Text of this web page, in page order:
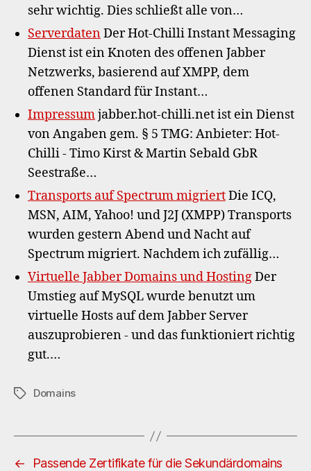
sehr wichtig. Dies schließt alle von…
ServerdatenDer Hot-Chilli Instant Messaging
Dienst ist ein Knoten des offenen Jabber
Netzwerks, basierend auf XMPP, dem
offenen Standard für Instant…
Impressumjabber.hot-chilli.net ist ein Dienst
von Angaben gem. § 5 TMG: Anbieter: Hot-
Chilli - Timo Kirst & Martin Sebald GbR
Seestraße…
Transports auf Spectrum migriertDie ICQ,
MSN, AIM, Yahoo! und J2J (XMPP) Transports
wurden gestern Abend und Nacht auf
Spectrum migriert. Nachdem ich zufällig…
Virtuelle Jabber Domains und HostingDer
Umstieg auf MySQL wurde benutzt um
virtuelle Hosts auf dem Jabber Server
auszuprobieren - und das funktioniert richtig
gut.…
Schlagwörter
Domains
←
Passende Zertifikate für die Sekundärdomains